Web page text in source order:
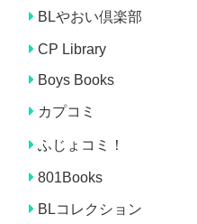
BLやおい倶楽部
CP Library
Boys Books
カプコミ
ふじょコミ！
801Books
BLコレクション